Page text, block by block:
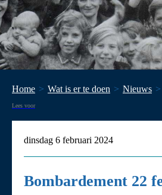
Home Wat is er te doen Nieuws
Lees voor
dinsdag 6 februari 2024
Bombardement 22